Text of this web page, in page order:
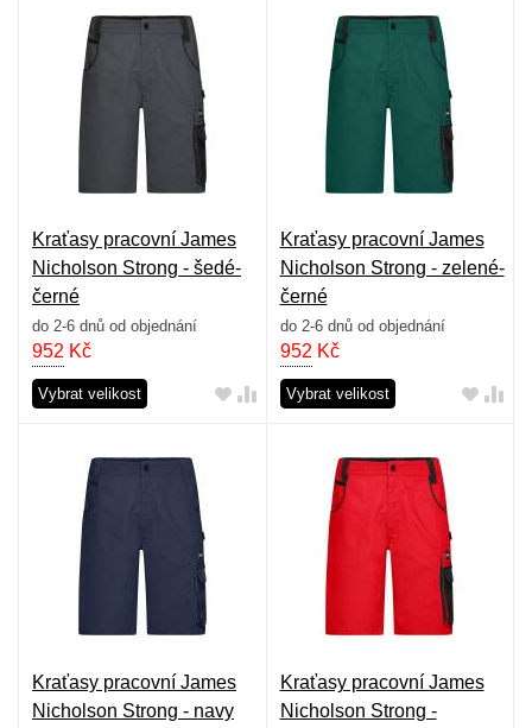
Kraťasy pracovní James
Nicholson Strong - šedé-
černé
do 2-6 dnů od objednání
952 Kč
Vybrat velikost
Kraťasy pracovní James
Nicholson Strong - zelené-
černé
do 2-6 dnů od objednání
952 Kč
Vybrat velikost
Kraťasy pracovní James
Nicholson Strong - navy
Kraťasy pracovní James
Nicholson Strong -